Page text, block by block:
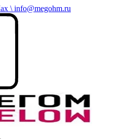
\ info@megohm.ru